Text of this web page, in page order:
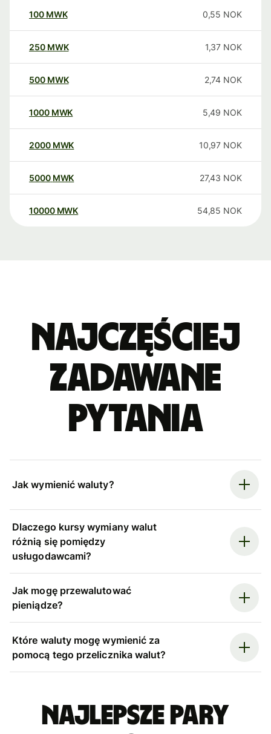
100 MWK 0,55 NOK
250 MWK 1,37 NOK
500 MWK 2,74 NOK
1000 MWK 5,49 NOK
2000 MWK 10,97 NOK
5000 MWK 27,43 NOK
10000 MWK 54,85 NOK
Najczęściej
zadawane
pytania
Jak wymienić waluty?
Dlaczego kursy wymiany walut
różnią się pomiędzy
usługodawcami?
Jak mogę przewalutować
pieniądze?
Które waluty mogę wymienić za
pomocą tego przelicznika walut?
Najlepsze pary